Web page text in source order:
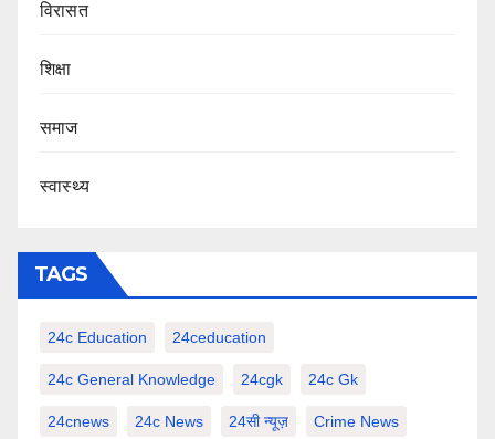
‍‍विरासत
शिक्षा
समाज
स्वास्थ्य
TAGS
24c Education 24ceducation
24c General Knowledge 24cgk 24c Gk
24cnews 24c News 24सी न्यूज़ Crime News